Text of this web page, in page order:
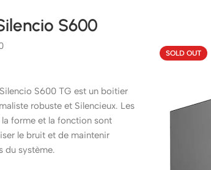
S600
S600 TG est un boitier
robuste et Silencieux. Les
forme et la fonction sont
le bruit et de maintenir
du système.
SOLD OUT